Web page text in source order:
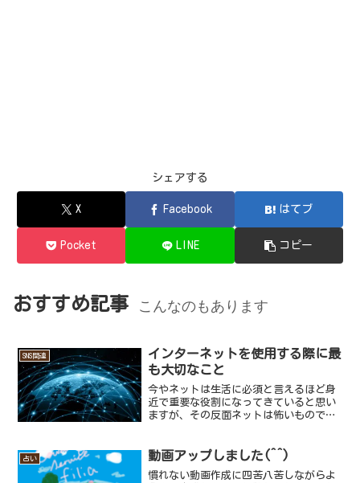
シェアする
X Facebook はてブ
Pocket LINE コピー
おすすめ記事 こんなのもあります
SNS関連
インターネットを使用する際に最
も大切なこと
今やネットは生活に必須と言えるほど身
近で重要な役割になってきていると思い
ますが、その反面ネットは怖いものでも
なくても身分証を確認すれば年齢性別名
占い 動画アップしました(^^)
慣れない動画作成に四苦八苦しながらよ